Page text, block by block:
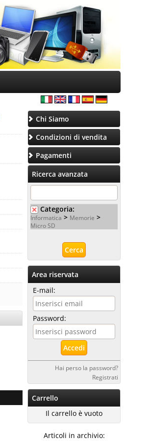
Chi Siamo
Condizioni di vendita
Pagamenti
Ricerca avanzata
Categoria:
Informatica > Memorie >
Micro SD
Area riservata
E-mail:
Password:
Hai perso la password?
Registrati
Carrello
Il carrello è vuoto
Articoli in archivio: